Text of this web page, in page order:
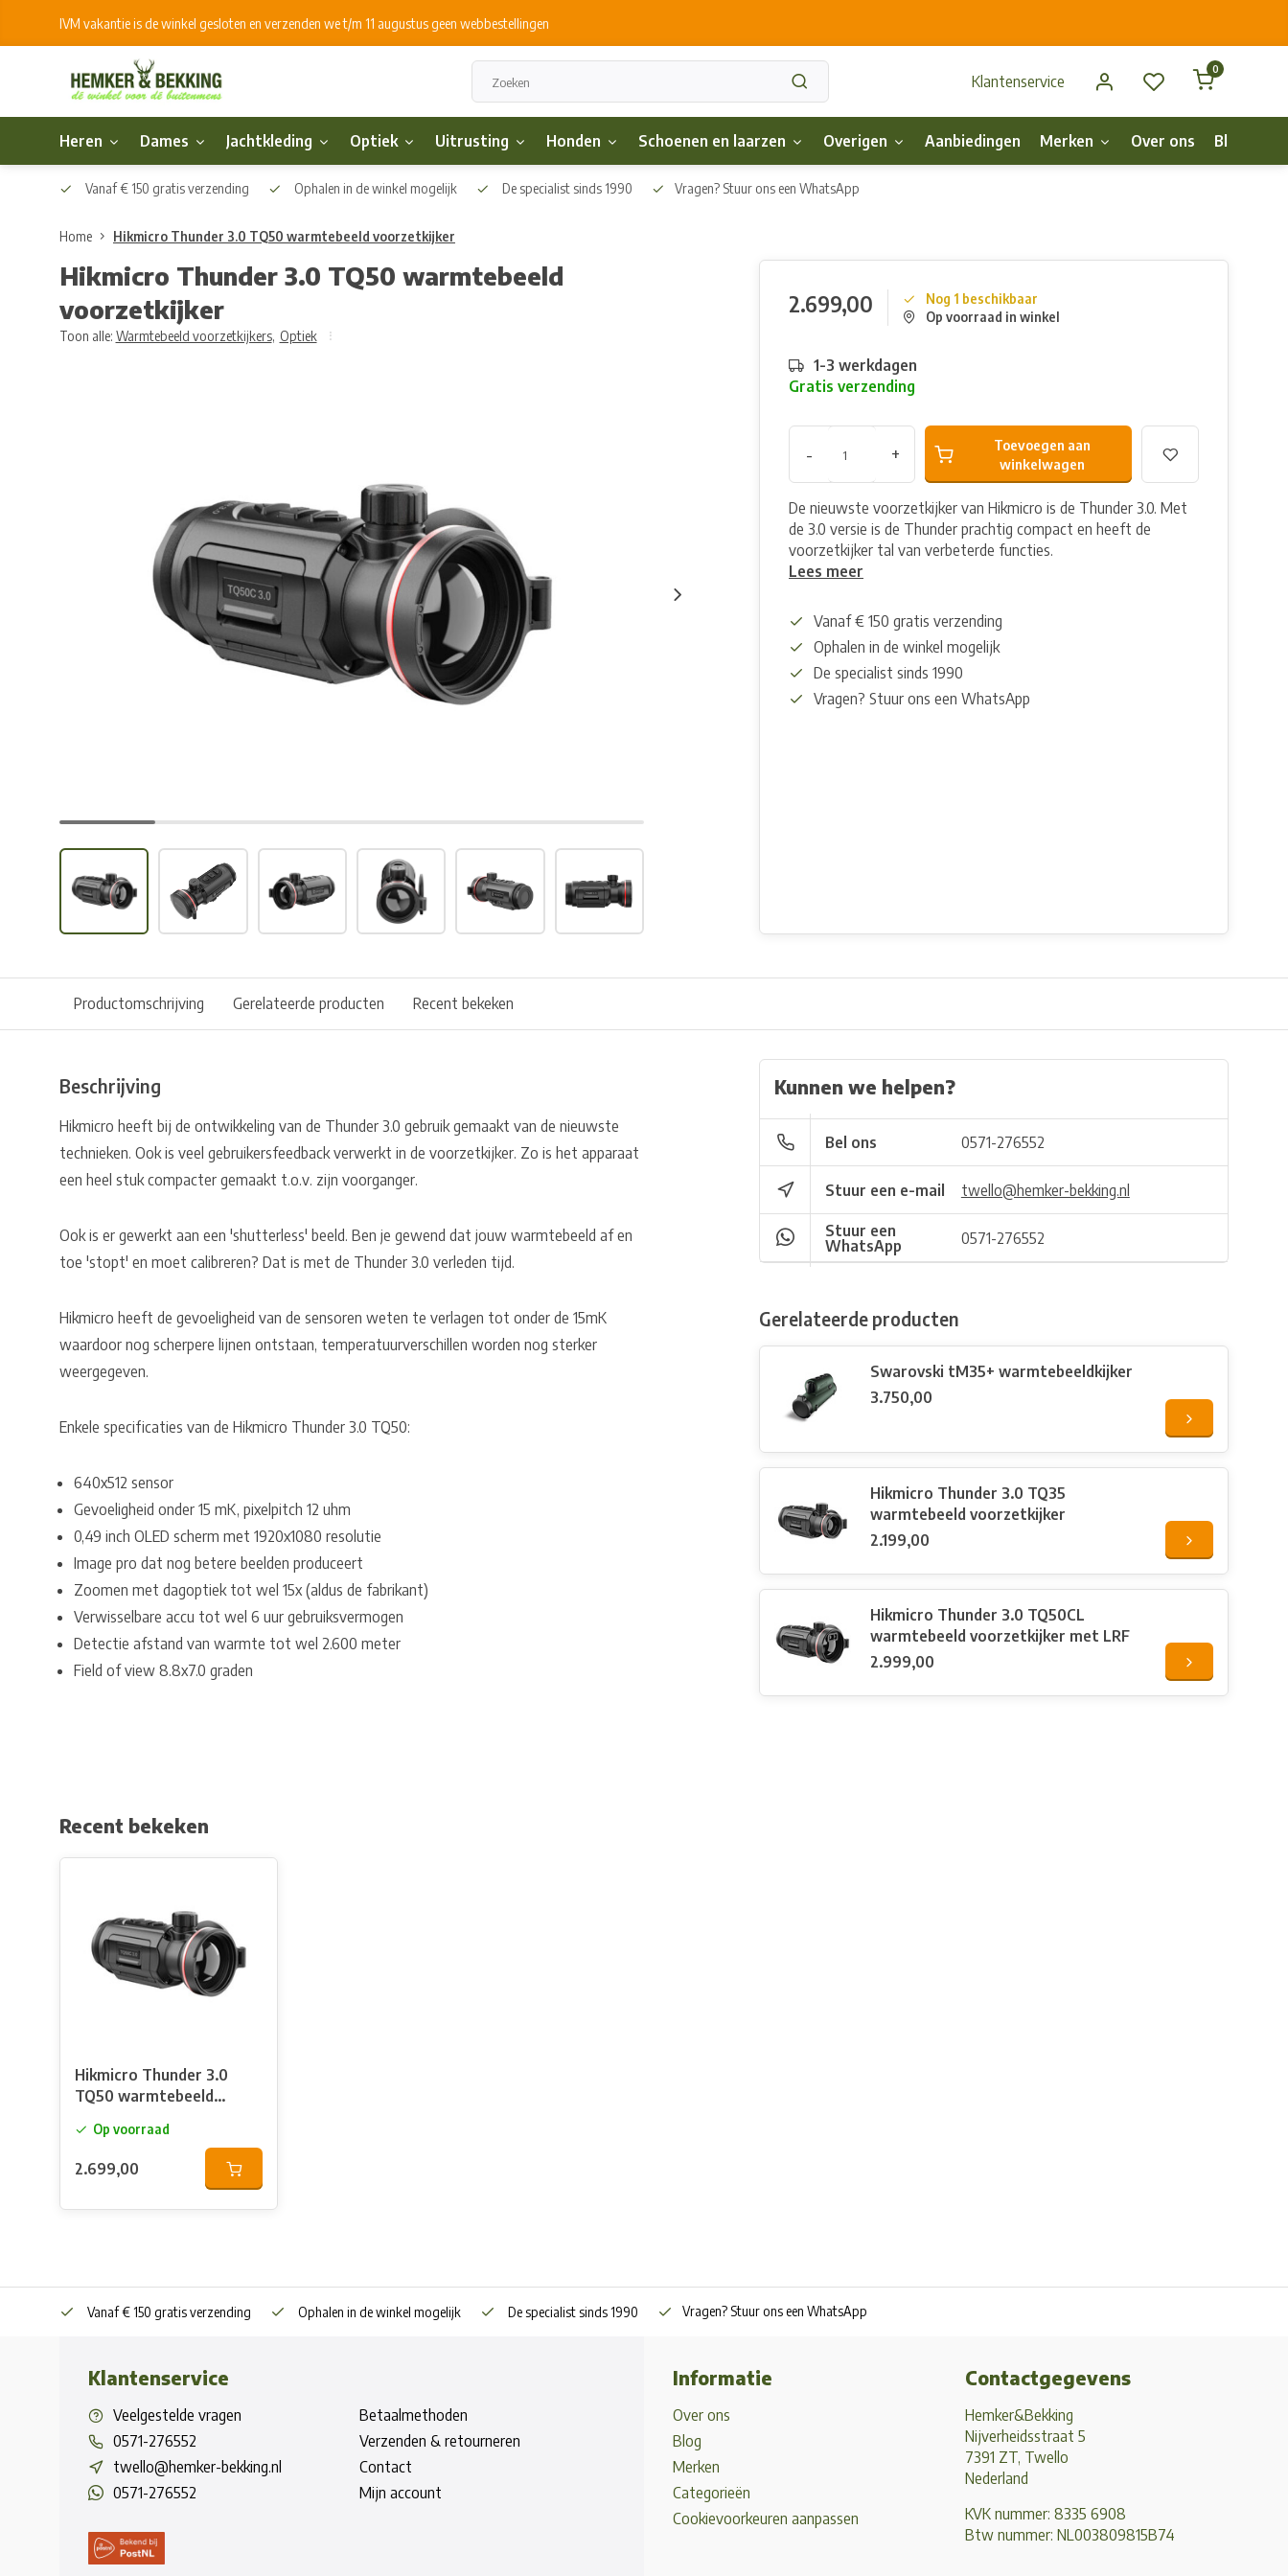
IVM vakantie is de winkel gesloten en verzenden we t/m 11 augustus geen webbestellingen
Klantenservice
0
Heren Dames Jachtkleding Optiek Uitrusting Honden Schoenen en laarzen Overigen Aanbiedingen Merken Over ons Blog
Vanaf € 150 gratis verzending Ophalen in de winkel mogelijk De specialist sinds 1990 Vragen? Stuur ons een WhatsApp
Home Hikmicro Thunder 3.0 TQ50 warmtebeeld voorzetkijker
Hikmicro Thunder 3.0 TQ50 warmtebeeld
voorzetkijker
Toon alle: Warmtebeeld voorzetkijkers, Optiek
2.699,00
Nog 1 beschikbaar
Op voorraad in winkel
1-3 werkdagen
Gratis verzending
- +
Toevoegen aan
winkelwagen
De nieuwste voorzetkijker van Hikmicro is de Thunder 3.0. Met
de 3.0 versie is de Thunder prachtig compact en heeft de
voorzetkijker tal van verbeterde functies.
Lees meer
Vanaf € 150 gratis verzending
Ophalen in de winkel mogelijk
De specialist sinds 1990
Vragen? Stuur ons een WhatsApp
Productomschrijving Gerelateerde producten Recent bekeken
Beschrijving
Hikmicro heeft bij de ontwikkeling van de Thunder 3.0 gebruik gemaakt van de nieuwste
technieken. Ook is veel gebruikersfeedback verwerkt in de voorzetkijker. Zo is het apparaat
een heel stuk compacter gemaakt t.o.v. zijn voorganger.
Ook is er gewerkt aan een 'shutterless' beeld. Ben je gewend dat jouw warmtebeeld af en
toe 'stopt' en moet calibreren? Dat is met de Thunder 3.0 verleden tijd.
Hikmicro heeft de gevoeligheid van de sensoren weten te verlagen tot onder de 15mK
waardoor nog scherpere lijnen ontstaan, temperatuurverschillen worden nog sterker
weergegeven.
Enkele specificaties van de Hikmicro Thunder 3.0 TQ50:
640x512 sensor
Gevoeligheid onder 15 mK, pixelpitch 12 uhm
0,49 inch OLED scherm met 1920x1080 resolutie
Image pro dat nog betere beelden produceert
Zoomen met dagoptiek tot wel 15x (aldus de fabrikant)
Verwisselbare accu tot wel 6 uur gebruiksvermogen
Detectie afstand van warmte tot wel 2.600 meter
Field of view 8.8x7.0 graden
Kunnen we helpen?
Bel ons 0571-276552
Stuur een e-mail twello@hemker-bekking.nl
Stuur een
WhatsApp
0571-276552
Gerelateerde producten
Swarovski tM35+ warmtebeeldkijker
3.750,00
Hikmicro Thunder 3.0 TQ35
warmtebeeld voorzetkijker
2.199,00
Hikmicro Thunder 3.0 TQ50CL
warmtebeeld voorzetkijker met LRF
2.999,00
Recent bekeken
Hikmicro Thunder 3.0
TQ50 warmtebeeld
Op voorraad
2.699,00
Vanaf € 150 gratis verzending Ophalen in de winkel mogelijk De specialist sinds 1990 Vragen? Stuur ons een WhatsApp
Klantenservice
Veelgestelde vragen
0571-276552
twello@hemker-bekking.nl
0571-276552
Betaalmethoden
Verzenden & retourneren
Contact
Mijn account
Informatie
Over ons
Blog
Merken
Categorieën
Cookievoorkeuren aanpassen
Contactgegevens
Hemker&Bekking
Nijverheidsstraat 5
7391 ZT, Twello
Nederland
KVK nummer: 8335 6908
Btw nummer: NL003809815B74